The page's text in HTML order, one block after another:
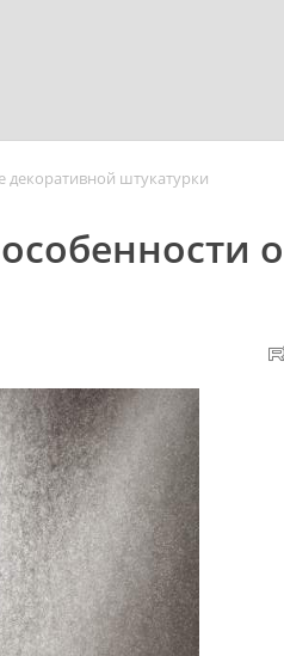
декоративной штукатурки